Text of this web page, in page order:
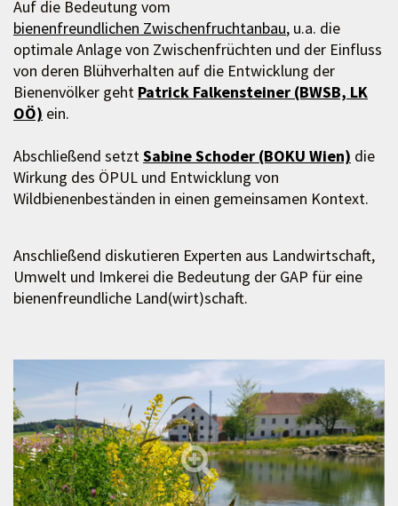
Auf die Bedeutung vom
bienenfreundlichen Zwischenfruchtanbau, u.a. die
optimale Anlage von Zwischenfrüchten und der Einfluss
von deren Blühverhalten auf die Entwicklung der
Bienenvölker geht Patrick Falkensteiner (BWSB, LK
OÖ) ein.
Abschließend setztSabine Schoder (BOKU Wien) die
Wirkung des ÖPUL und Entwicklung von
Wildbienenbeständen in einen gemeinsamen Kontext.
Anschließend diskutieren Experten aus Landwirtschaft,
Umwelt und Imkerei die Bedeutung der GAP für eine
bienenfreundliche Land(wirt)schaft.